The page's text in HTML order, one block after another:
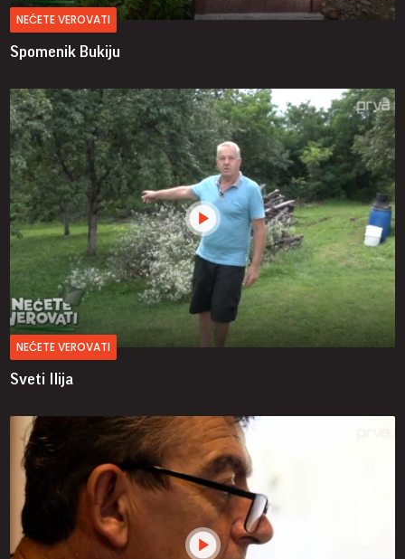
NEĆETE VEROVATI
Spomenik Bukiju
NEĆETE VEROVATI
Sveti Ilija